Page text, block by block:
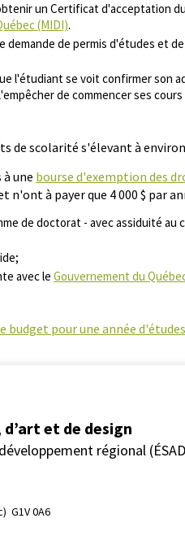
un Certificat d'acceptation
(MIDI).
demande de permis d'études et de
l'étudiant se voit confirmer son
de commencer ses
scolarité s'élevant à environ
une bourse d'exemption des
n'ont à payer que 4 000 $ par
de doctorat - avec assiduité au
avec le Gouvernement du
budget pour une année d'études
et de design
régional
G1V 0A6